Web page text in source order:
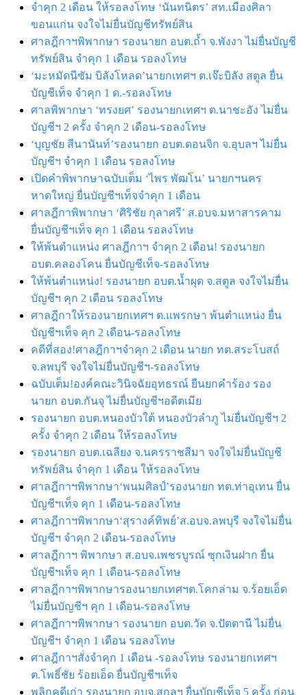
จำคุก 2 เดือน ให้รอลงโทษ ‘นันทนิตร’ สท.เมืองศิลา
ขอนแก่น จงใจไม่ยื่นบัญชีทรัพย์สิน
ศาลฎีกาฯพิพากษา รองนายก อบต.ถ้ำ จ.พังงา ไม่ยื่นบัญชี
ทรัพย์สิน จำคุก 1 เดือน รอลงโทษ
‘มะหมัดนีซัม บิลังโหลด’นายกเทศฯ ต.เจ๊ะบิลัง สตูล ยื่น
บัญชีเท็จ จำคุก 1 ด.-รอลงโทษ
ศาลพิพากษา ‘ทรงยศ’ รองนายกเทศฯ ต.นาชะอัง ไม่ยื่น
บัญชีฯ 2 ครั้ง จำคุก 2 เดือน-รอลงโทษ
‘บุญชัย สีนานันท์’รองนายก อบต.ดอนจิก จ.อุบลฯ ไม่ยื่น
บัญชีฯ จำคุก 1 เดือน รอลงโทษ
เปิดคำพิพากษาฉบับเต็ม ‘ไพร พัฒโน’ นายกฯนคร
หาดใหญ่ ยื่นบัญชีฯเท็จจำคุก 1 เดือน
ศาลฎีกาพิพากษา ‘ศิริชัย กุลาศรี’ ส.อบจ.มหาสารคาม
ยื่นบัญชีฯเท็จ คุก 1 เดือน รอลงโทษ
ให้พ้นตำแหน่ง ศาลฎีกาฯ จำคุก 2 เดือน! รองนายก
อบต.คลองโคน ยื่นบัญชีเท็จ-รอลงโทษ
ให้พ้นตำแหน่ง! รองนายก อบต.น้ำผุด จ.สตูล จงใจไม่ยื่น
บัญชีฯ คุก 2 เดือน รอลงโทษ
ศาลฎีกาให้รองนายกเทศฯ ต.แพรกษา พ้นตำแหน่ง ยื่น
บัญชีฯเท็จ คุก 2 เดือน-รอลงโทษ
คดีที่สอง!ศาลฎีกาฯจำคุก 2 เดือน นายก ทต.สระโบสถ์
จ.ลพบุรี จงใจไม่ยื่นบัญชีฯ-รอลงโทษ
ฉบับเต็ม!องค์คณะวินิจฉัยอุทธรณ์ ยืนยกคำร้อง รอง
นายก อบต.กันจุ ไม่ยื่นบัญชีฯอดีตเมีย
รองนายก อบต.หนองบัวใต้ หนองบัวลำภู ไม่ยื่นบัญชีฯ 2
ครั้ง จําคุก 2 เดือน ให้รอลงโทษ
รองนายก อบต.เฉลียง จ.นครราชสีมา จงใจไม่ยื่นบัญชี
ทรัพย์สิน จำคุก 1 เดือน ให้รอลงโทษ
ศาลฎีกาฯพิพากษา‘พนมศิลป์’รองนายก ทต.ท่าอุเทน ยื่น
บัญชีฯเท็จ คุก 1 เดือน-รอลงโทษ
ศาลฎีกาฯพิพากษา‘สุรางค์ทิพย์’ส.อบจ.ลพบุรี จงใจไม่ยื่น
บัญชีฯ จำคุก 2 เดือน-รอลงโทษ
ศาลฎีกาฯ พิพากษา ส.อบจ.เพชรบูรณ์ ซุกเงินฝาก ยื่น
บัญชีฯเท็จ คุก 1 เดือน-รอลงโทษ
ศาลฎีกาฯพิพากษารองนายกเทศฯต.โคกล่าม จ.ร้อยเอ็ด
ไม่ยื่นบัญชีฯ คุก 1 เดือน-รอลงโทษ
ศาลฎีกาฯพิพากษา รองนายก อบต.วัด จ.ปัตตานี ไม่ยื่น
บัญชีฯ จำคุก 1 เดือน รอลงโทษ
ศาลฎีกาฯสั่งจำคุก 1 เดือน -รอลงโทษ รองนายกเทศฯ
ต.โพธิ์ชัย ร้อยเอ็ด ยื่นบัญชีฯเท็จ
พลิกคดีเก่า รองนายก อบจ.สกลฯ ยื่นบัญชีเท็จ 5 ครั้ง ก่อน